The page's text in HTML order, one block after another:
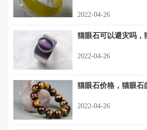
2022-04-26
猫眼石可以避灾吗，
2022-04-26
猫眼石价格，猫眼石
2022-04-26